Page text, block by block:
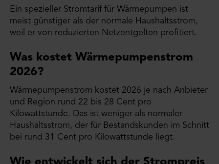
Ein spezieller Stromtarif für Wärmepumpen ist
meist günstiger als der normale Haushaltsstrom,
weil er von reduzierten Netzentgelten profitiert.
Was kostet Wärmepumpenstrom
2026?
Wärmepumpenstrom kostet 2026 je nach Anbieter
und Region rund 22 bis 28 Cent pro
Kilowattstunde. Das ist weniger als normaler
Haushaltsstrom, der für Bestandskunden im Schnitt
bei rund 31 Cent pro Kilowattstunde liegt.